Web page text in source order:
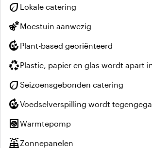
eco Lokale catering
emoji_natureMoestuin aanwezig
compost Plant-based georiënteerd
recyclingPlastic, papier en glas wordt apart
eco Seizoensgebonden catering
compostVoedselverspilling wordt
heat_pumpWarmtepomp
solar_powerZonnepanelen